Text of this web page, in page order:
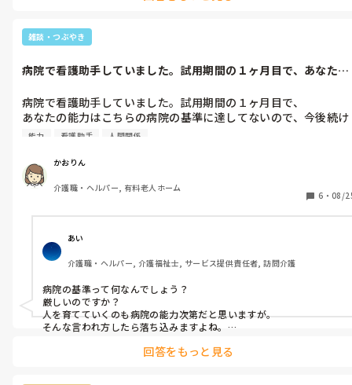
雑談・つぶやき
病院で看護助手していました。試用期間の１ヶ月目で、あなたの
病院で看護助手していました。試用期間の１ヶ月目で、
あなたの能力はこちらの病院の基準に達してないので、今後続け
ていただくのは難しいと言われました。
なんか…働く気がしなくなりました。
落ち込みました。
能力 看護助手 人間関係
かおりん
介護職・ヘルパー, 有料老人ホーム
6 ・ 08/
あい
介護職・ヘルパー, 介護福祉士, サービス提供責任者, 訪問介護
病院の基準って何なんでしょう？
厳しいのですか？
人を育てていくのも病院の能力次第だと思いますが。
そんな言われ方したら落ち込みますよね。
色んな職場があって、合う合わないがありますから…。
回答をもっと見る